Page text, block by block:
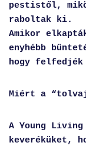
pestistől,
raboltak ki.
Amikor
enyhébb
hogy
Miért a
A Young
keveréküket,